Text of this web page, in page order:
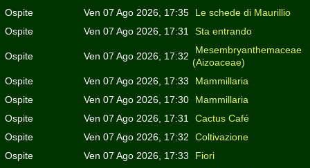
Ospite
Ven 07 Ago 2026, 17:35
Le schede di Maurillio
Ospite
Ven 07 Ago 2026, 17:31 Sta entrando
Ospite Ven 07 Ago 2026, 17:32
Mesembryanthemaceae
(Aizoaceae)
Ospite
Ven 07 Ago 2026, 17:33
Mammillaria
Ospite
Ven 07 Ago 2026, 17:30
Mammillaria
Ospite
Ven 07 Ago 2026, 17:31
Cactus Café
Ospite
Ven 07 Ago 2026, 17:32
Coltivazione
Ospite
Ven 07 Ago 2026, 17:33
Fiori